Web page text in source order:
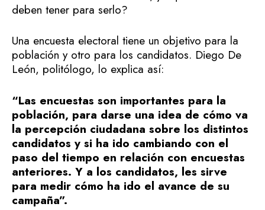
deben tener para serlo?
Una encuesta electoral tiene un objetivo para la
población y otro para los candidatos. Diego De
León, politólogo, lo explica así:
“Las encuestas son importantes para la
población, para darse una idea de cómo va
la percepción ciudadana sobre los distintos
candidatos y si ha ido cambiando con el
paso del tiempo en relación con encuestas
anteriores. Y a los candidatos, les sirve
para medir cómo ha ido el avance de su
campaña”.